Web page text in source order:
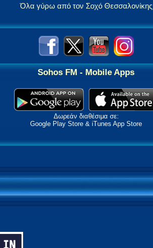
Όλα γύρω από τον Σοχό Θεσσαλονίκης
Sohos FM - Mobile Apps
Δωρεάν διαθέσιμα σε:
Google Play Store & iTunes App Store